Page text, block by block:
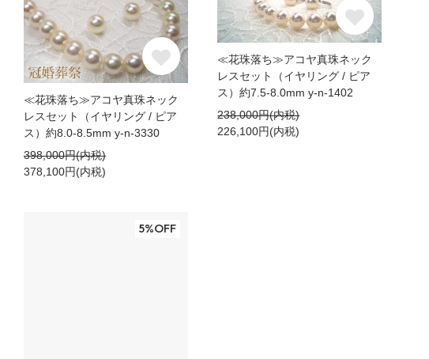
≪花珠落ち≫アコヤ真珠ネック
レスセット（イヤリング / ピア
ス）約8.0-8.5mm y-n-3330
398,000円(内税)
378,100円(内税)
≪花珠落ち≫アコヤ真珠ネック
レスセット（イヤリング / ピア
ス）約7.5-8.0mm y-n-1402
238,000円(内税)
226,100円(内税)
5%OFF